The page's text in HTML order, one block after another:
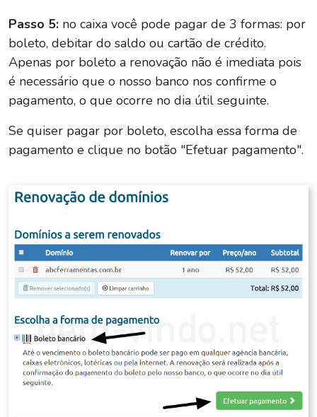
Passo 5: no caixa você pode pagar de 3 formas: por
boleto, debitar do saldo ou cartão de crédito.
Apenas por boleto a renovação não é imediata pois
é necessário que o nosso banco nos confirme o
pagamento, o que ocorre no dia útil seguinte.
Se quiser pagar por boleto, escolha essa forma de
pagamento e clique no botão "Efetuar pagamento".